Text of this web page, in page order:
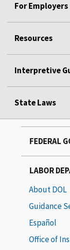
For Employers
Resources
Interpretive
State Laws
FEDERAL
LABOR
About DOL
Guidance
Español
Office of